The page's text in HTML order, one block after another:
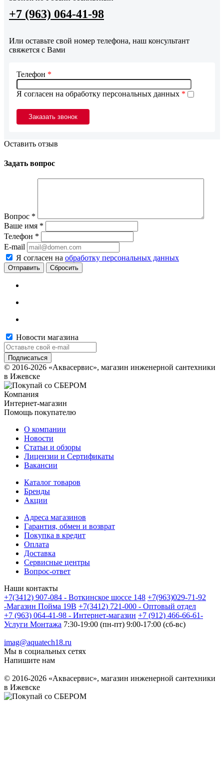
+7 (963) 064-41-98
Или оставьте свой номер телефона, наш консультант
свяжется с Вами
Я согласен на обработку персональных данных *
Телефон *
Оставить отзыв
Задать вопрос
Вопрос *
Ваше имя *
Телефон *
E-mail
Я согласен на обработку персональных данных
Сбросить
Новости магазина
© 2016-2026 «Аквасервис», магазин инженерной сантехники
в Ижевске
Компания
Интернет-магазин
Помощь покупателю
О компании
Новости
Статьи и обзоры
Лицензии и Сертификаты
Вакансии
Каталог товаров
Бренды
Акции
Адреса магазинов
Гарантия, обмен и возврат
Покупка в кредит
Оплата
Доставка
Сервисные центры
Вопрос-ответ
Наши контакты
+7(3412) 907-084 - Воткинское шоссе 148 +7(963)029-71-92
-Магазин Пойма 19В +7(3412) 721-000 - Оптовый отдел
+7 (963) 064-41-98 - Интернет-магазин +7 (912) 466-66-61-
Услуги Монтажа 7:30-19:00 (пн-пт) 9:00-17:00 (сб-вс)
imag@aquatech18.ru
Мы в социальных сетях
Напишите нам
© 2016-2026 «Аквасервис», магазин инженерной сантехники
в Ижевске